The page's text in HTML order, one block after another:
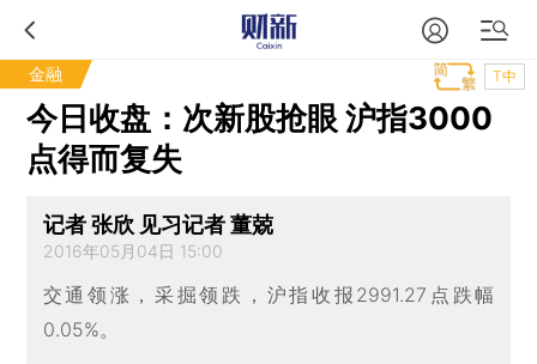
金融 T中
今日收盘：次新股抢眼 沪指3000
点得而复失
记者 张欣 见习记者 董兢
2016年05月04日 15:00
交通领涨，采掘领跌，沪指收报2991.27点跌幅
0.05%。